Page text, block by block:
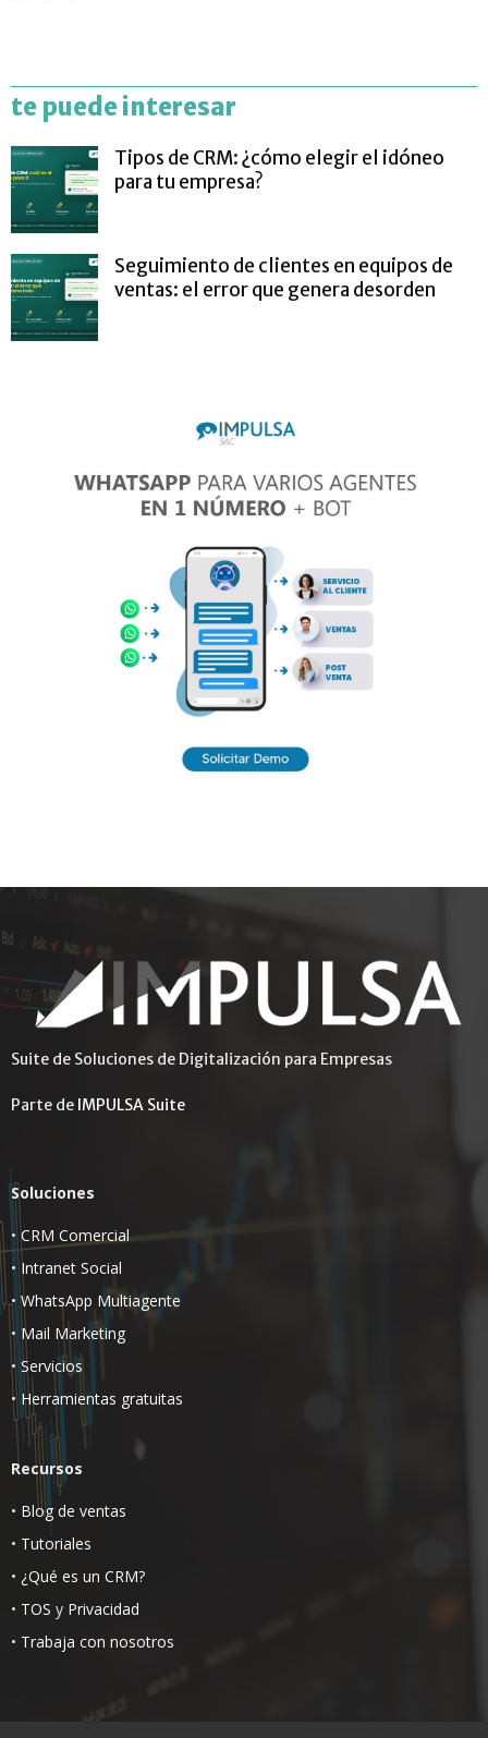
te puede interesar
Tipos de CRM: ¿cómo elegir el idóneo
para tu empresa?
Seguimiento de clientes en equipos de
ventas: el error que genera desorden
Suite de Soluciones de Digitalización para Empresas
Parte de IMPULSA Suite
Soluciones
• CRM Comercial
• Intranet Social
• WhatsApp Multiagente
• Mail Marketing
• Servicios
• Herramientas gratuitas
Recursos
• Blog de ventas
• Tutoriales
• ¿Qué es un CRM?
• TOS y Privacidad
• Trabaja con nosotros